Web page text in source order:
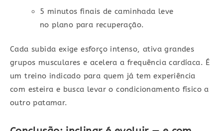
5 minutos finais de caminhada leve
no plano para recuperação.
Cada subida exige esforço intenso, ativa grandes
grupos musculares e acelera a frequência cardíaca. É
um treino indicado para quem já tem experiência
com esteira e busca levar o condicionamento físico a
outro patamar.